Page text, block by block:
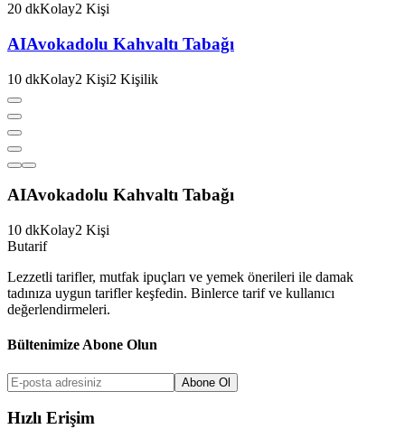
20 dkKolay2 Kişi
AIAvokadolu Kahvaltı Tabağı
10 dkKolay2 Kişi2 Kişilik
AIAvokadolu Kahvaltı Tabağı
10 dkKolay2 Kişi
Butarif
Lezzetli tarifler, mutfak ipuçları ve yemek önerileri ile damak
tadınıza uygun tarifler keşfedin. Binlerce tarif ve kullanıcı
değerlendirmeleri.
Bültenimize Abone Olun
Abone Ol
Hızlı Erişim